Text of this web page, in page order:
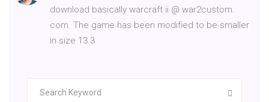
download basically warcraft ii @ war2custom.
com. The game has been modified to be smaller
in size 13.3